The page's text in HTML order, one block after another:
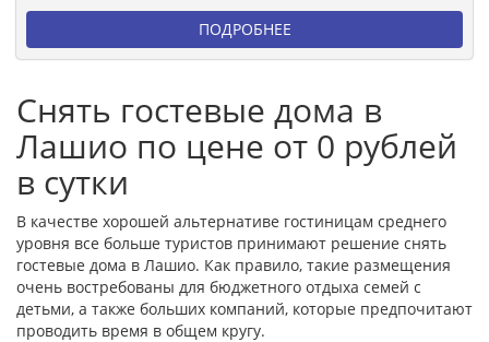
ПОДРОБНЕЕ
Снять гостевые дома в
Лашио по цене от 0 рублей
в сутки
В качестве хорошей альтернативе гостиницам среднего
уровня все больше туристов принимают решение снять
гостевые дома в Лашио. Как правило, такие размещения
очень востребованы для бюджетного отдыха семей с
детьми, а также больших компаний, которые предпочитают
проводить время в общем кругу.